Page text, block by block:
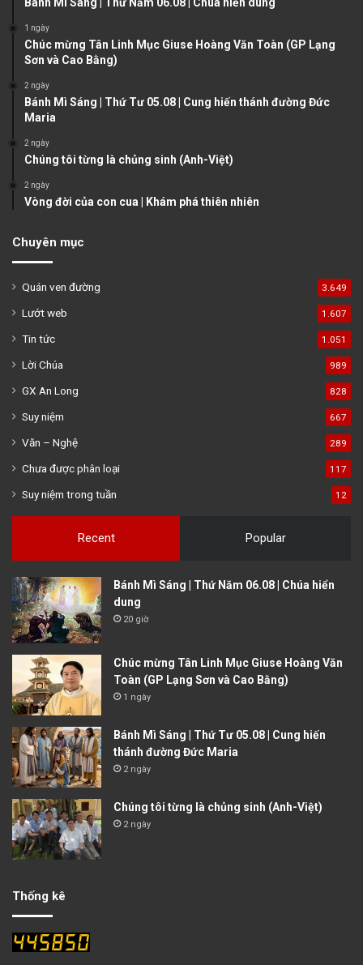
p
1 ngày
Chúc mừng Tân Linh Mục Giuse Hoàng Văn Toàn (GP Lạng
Sơn và Cao Bằng)
2 ngày
Bánh Mì Sáng | Thứ Tư 05.08 | Cung hiến thánh đường Đức
Maria
2 ngày
Chúng tôi từng là chủng sinh (Anh-Việt)
2 ngày
Vòng đời của con cua | Khám phá thiên nhiên
Chuyên mục
Quán ven đường 3.649
Lướt web 1.607
Tin tức 1.051
Lời Chúa 989
GX An Long 828
Suy niệm 667
Văn – Nghệ 289
Chưa được phân loại 117
Suy niệm trong tuần 12
Recent Popular
Bánh Mì Sáng | Thứ Năm 06.08 | Chúa hiển
dung
20 giờ
Chúc mừng Tân Linh Mục Giuse Hoàng Văn
Toàn (GP Lạng Sơn và Cao Bằng)
1 ngày
Bánh Mì Sáng | Thứ Tư 05.08 | Cung hiến
thánh đường Đức Maria
2 ngày
Chúng tôi từng là chủng sinh (Anh-Việt)
2 ngày
Thống kê